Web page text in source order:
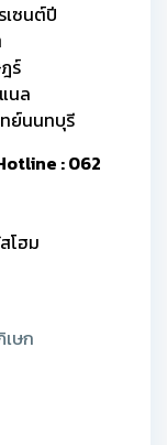
เซนต์ปี
ร์
นล
ย์นนทบุรี
: 062
โฮม
ษก